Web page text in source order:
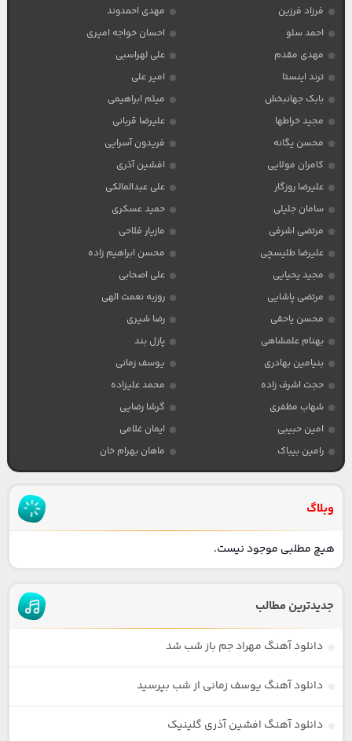
فرزاد فرزین
مهدی احمدوند
احمد سلو
احسان خواجه امیری
مهدی مقدم
علی لهراسبی
ترند اینستا
امیر علی
بابک جهانبخش
میثم ابراهیمی
مجید خراطها
علیرضا قربانی
محسن یگانه
فریدون آسرایی
کامران مولایی
افشین آذری
علیرضا روزگار
علی عبدالمالکی
سامان جلیلی
حمید عسکری
مرتضی اشرفی
مازیار فلاحی
علیرضا طلیسچی
محسن ابراهیم زاده
مجید یحیایی
علی اصحابی
مرتضی پاشایی
روزبه نعمت الهی
محسن یاحقی
رضا شیری
بهنام علمشاهی
پازل بند
بنیامین بهادری
یوسف زمانی
حجت اشرف زاده
محمد علیزاده
شهاب مظفری
گرشا رضایی
امین حبیبی
ایمان غلامی
رامین بیباک
ماهان بهرام خان
وبلاگ
هیچ مطلبی موجود نیست.
جدیدترین مطالب
دانلود آهنگ مهراد جم باز شب شد
دانلود آهنگ یوسف زمانی از شب بپرسید
دانلود آهنگ افشین آذری گلینیک